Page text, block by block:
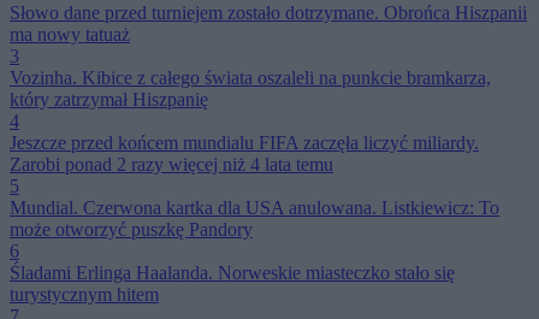
Słowo dane przed turniejem zostało dotrzymane. Obrońca Hiszpanii
ma nowy tatuaż
3
Vozinha. Kibice z całego świata oszaleli na punkcie bramkarza,
który zatrzymał Hiszpanię
4
Jeszcze przed końcem mundialu FIFA zaczęła liczyć miliardy.
Zarobi ponad 2 razy więcej niż 4 lata temu
5
Mundial. Czerwona kartka dla USA anulowana. Listkiewicz: To
może otworzyć puszkę Pandory
6
Śladami Erlinga Haalanda. Norweskie miasteczko stało się
turystycznym hitem